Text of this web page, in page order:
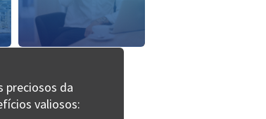
preciosos da
valiosos: